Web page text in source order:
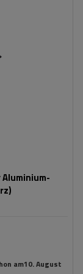
am10. August